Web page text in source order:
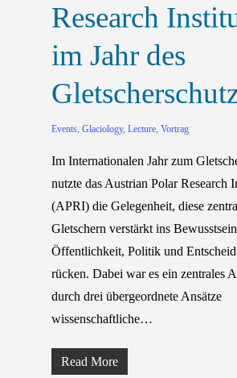
Research
im Jahr des
Events, Glaciology, Lecture, Vortrag
Im Internationalen Jahr zum
nutzte das Austrian Polar Research
(APRI) die Gelegenheit, diese
Gletschern verstärkt ins
Öffentlichkeit, Politik und
rücken. Dabei war es ein zentrales
durch drei übergeordnete Ansätze
wissenschaftliche…
Read More